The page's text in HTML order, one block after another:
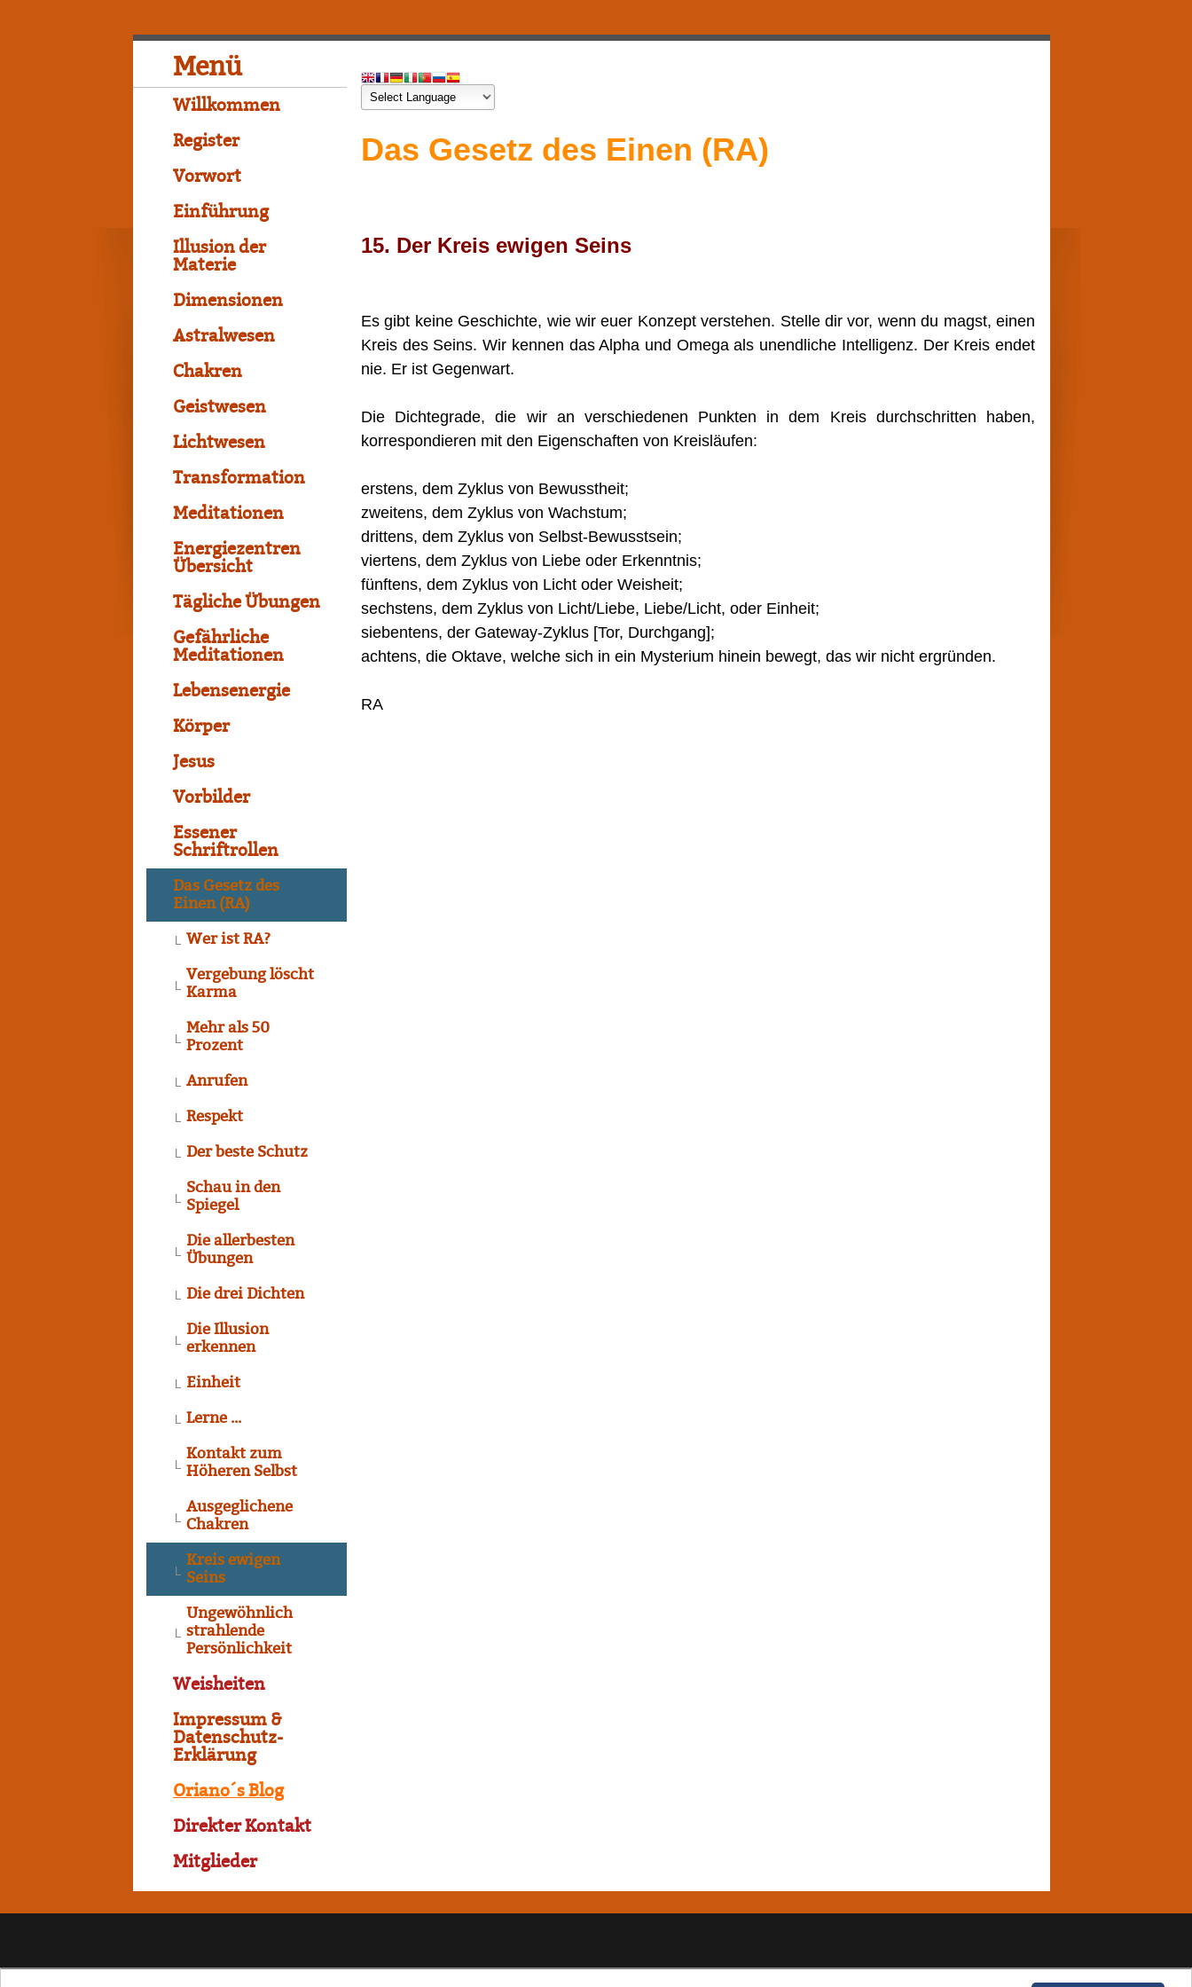
Menü
Willkommen
Register
Vorwort
Einführung
Illusion der
Materie
Dimensionen
Astralwesen
Chakren
Geistwesen
Lichtwesen
Transformation
Meditationen
Energiezentren
Übersicht
Tägliche Übungen
Gefährliche
Meditationen
Lebensenergie
Körper
Jesus
Vorbilder
Essener
Schriftrollen
Das Gesetz des
Einen (RA)
Wer ist RA?
Vergebung löscht
Karma
Mehr als 50
Prozent
Anrufen
Respekt
Der beste Schutz
Schau in den
Spiegel
Die allerbesten
Übungen
Die drei Dichten
Die Illusion
erkennen
Einheit
Lerne ...
Kontakt zum
Höheren Selbst
Ausgeglichene
Chakren
Kreis ewigen
Seins
Ungewöhnlich
strahlende
Persönlichkeit
Weisheiten
Impressum &
Datenschutz-
Erklärung
Oriano´s Blog
Direkter Kontakt
Mitglieder
Das Gesetz des Einen (RA)
15. Der Kreis ewigen Seins
Es gibt keine Geschichte, wie wir euer Konzept verstehen. Stelle dir vor, wenn du magst, einen
Kreis des Seins. Wir kennen das Alpha und Omega als unendliche Intelligenz. Der Kreis endet
nie. Er ist Gegenwart.
Die Dichtegrade, die wir an verschiedenen Punkten in dem Kreis durchschritten haben,
korrespondieren mit den Eigenschaften von Kreisläufen:
erstens, dem Zyklus von Bewusstheit;
zweitens, dem Zyklus von Wachstum;
drittens, dem Zyklus von Selbst-Bewusstsein;
viertens, dem Zyklus von Liebe oder Erkenntnis;
fünftens, dem Zyklus von Licht oder Weisheit;
sechstens, dem Zyklus von Licht/Liebe, Liebe/Licht, oder Einheit;
siebentens, der Gateway-Zyklus [Tor, Durchgang];
achtens, die Oktave, welche sich in ein Mysterium hinein bewegt, das wir nicht ergründen.
RA